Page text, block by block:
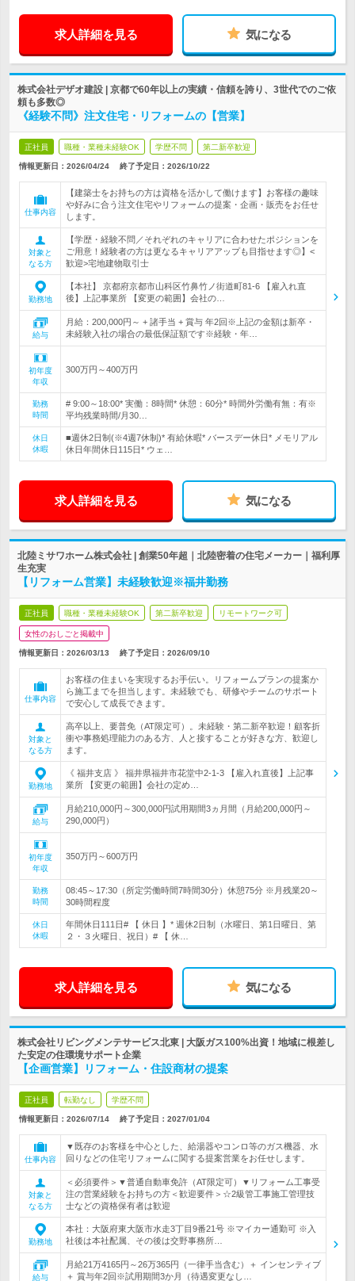
求人詳細を見る 気になる
株式会社デザオ建設 | 京都で60年以上の実績・信頼を誇り、3世代でのご依
頼も多数◎
《経験不問》注文住宅・リフォームの【営業】
正社員 職種・業種未経験OK 学歴不問 第二新卒歓迎
情報更新日：2026/04/24 終了予定日： 2026/10/22
仕事内容
【建築士をお持ちの方は資格を活かして働けます】お客様の趣味
や好みに合う注文住宅やリフォームの提案・企画・販売をお任せ
します。
対象と
なる方
【学歴・経験不問／それぞれのキャリアに合わせたポジションを
ご用意！経験者の方は更なるキャリアアップも目指せます◎】<
歓迎>宅地建物取引士
勤務地
【本社】 京都府京都市山科区竹鼻竹ノ街道町81-6 【雇入れ直
後】上記事業所 【変更の範囲】会社の…
給与
月給：200,000円～ + 諸手当 + 賞与 年2回※上記の金額は新卒・
未経験入社の場合の最低保証額です※経験・年…
初年度
年収
300万円～400万円
勤務
時間
# 9:00～18:00* 実働：8時間* 休憩：60分* 時間外労働有無：有※
平均残業時間/月30…
休日
休暇
■週休2日制(※4週7休制)* 有給休暇* バースデー休日* メモリアル
休日年間休日115日* ウェ…
求人詳細を見る 気になる
北陸ミサワホーム株式会社 | 創業50年超｜北陸密着の住宅メーカー｜福利厚
生充実
【リフォーム営業】未経験歓迎※福井勤務
正社員 職種・業種未経験OK 第二新卒歓迎 リモートワーク可
女性のおしごと掲載中
情報更新日：2026/03/13 終了予定日： 2026/09/10
仕事内容
お客様の住まいを実現するお手伝い。リフォームプランの提案か
ら施工までを担当します。未経験でも、研修やチームのサポート
で安心して成長できます。
対象と
なる方
高卒以上、要普免（AT限定可）。未経験・第二新卒歓迎！顧客折
衝や事務処理能力のある方、人と接することが好きな方、歓迎し
ます。
勤務地
《 福井支店 》 福井県福井市花堂中2-1-3 【雇入れ直後】上記事
業所 【変更の範囲】会社の定め…
給与
月給210,000円～300,000円試用期間3ヵ月間（月給200,000円～
290,000円）
初年度
年収
350万円～600万円
勤務
時間
08:45～17:30（所定労働時間7時間30分）休憩75分 ※月残業20～
30時間程度
休日
休暇
年間休日111日# 【 休日 】* 週休2日制（水曜日、第1日曜日、第
２・３火曜日、祝日）# 【 休…
求人詳細を見る 気になる
株式会社リビングメンテサービス北東 | 大阪ガス100%出資！地域に根差し
た安定の住環境サポート企業
【企画営業】リフォーム・住設商材の提案
正社員 転勤なし 学歴不問
情報更新日：2026/07/14 終了予定日： 2027/01/04
仕事内容
▼既存のお客様を中心とした、給湯器やコンロ等のガス機器、水
回りなどの住宅リフォームに関する提案営業をお任せします。
対象と
なる方
＜必須要件＞▼普通自動車免許（AT限定可）▼リフォーム工事受
注の営業経験をお持ちの方＜歓迎要件＞☆2級管工事施工管理技
士などの資格保有者は歓迎
勤務地
本社：大阪府東大阪市水走3丁目9番21号 ※マイカー通勤可 ※入
社後は本社配属、その後は交野事務所…
給与
月給21万4165円～26万365円（一律手当含む）＋ インセンティブ
＋ 賞与年2回※試用期間3か月（待遇変更なし…